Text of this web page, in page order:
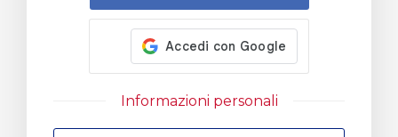
Informazioni personali